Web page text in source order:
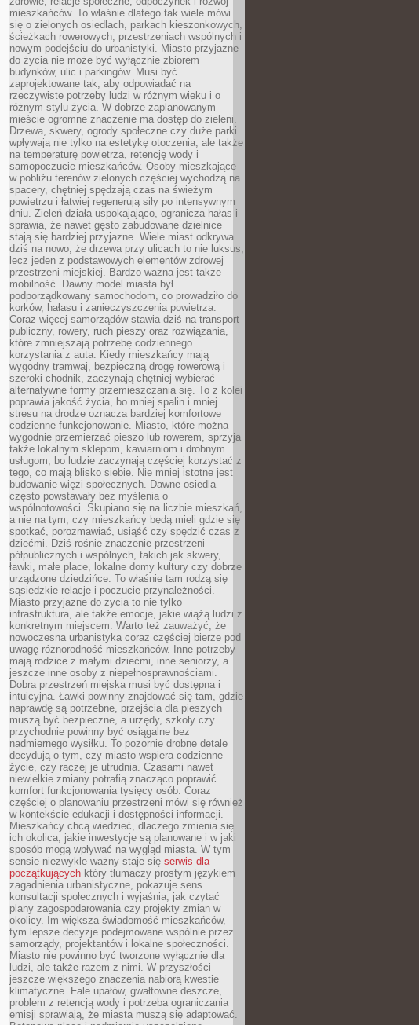
mieszkańców. To właśnie dlatego tak wiele mówi
się o zielonych osiedlach, parkach kieszonkowych,
ścieżkach rowerowych, przestrzeniach wspólnych i
nowym podejściu do urbanistyki. Miasto przyjazne
do życia nie może być wyłącznie zbiorem
budynków, ulic i parkingów. Musi być
zaprojektowane tak, aby odpowiadać na
rzeczywiste potrzeby ludzi w różnym wieku i o
różnym stylu życia. W dobrze zaplanowanym
mieście ogromne znaczenie ma dostęp do zieleni.
Drzewa, skwery, ogrody społeczne czy duże parki
wpływają nie tylko na estetykę otoczenia, ale także
na temperaturę powietrza, retencję wody i
samopoczucie mieszkańców. Osoby mieszkające
w pobliżu terenów zielonych częściej wychodzą na
spacery, chętniej spędzają czas na świeżym
powietrzu i łatwiej regenerują siły po intensywnym
dniu. Zieleń działa uspokajająco, ogranicza hałas i
sprawia, że nawet gęsto zabudowane dzielnice
stają się bardziej przyjazne. Wiele miast odkrywa
dziś na nowo, że drzewa przy ulicach to nie luksus,
lecz jeden z podstawowych elementów zdrowej
przestrzeni miejskiej. Bardzo ważna jest także
mobilność. Dawny model miasta był
podporządkowany samochodom, co prowadziło do
korków, hałasu i zanieczyszczenia powietrza.
Coraz więcej samorządów stawia dziś na transport
publiczny, rowery, ruch pieszy oraz rozwiązania,
które zmniejszają potrzebę codziennego
korzystania z auta. Kiedy mieszkańcy mają
wygodny tramwaj, bezpieczną drogę rowerową i
szeroki chodnik, zaczynają chętniej wybierać
alternatywne formy przemieszczania się. To z kolei
poprawia jakość życia, bo mniej spalin i mniej
stresu na drodze oznacza bardziej komfortowe
codzienne funkcjonowanie. Miasto, które można
wygodnie przemierzać pieszo lub rowerem, sprzyja
także lokalnym sklepom, kawiarniom i drobnym
usługom, bo ludzie zaczynają częściej korzystać z
tego, co mają blisko siebie. Nie mniej istotne jest
budowanie więzi społecznych. Dawne osiedla
często powstawały bez myślenia o
wspólnotowości. Skupiano się na liczbie mieszkań,
a nie na tym, czy mieszkańcy będą mieli gdzie się
spotkać, porozmawiać, usiąść czy spędzić czas z
dziećmi. Dziś rośnie znaczenie przestrzeni
półpublicznych i wspólnych, takich jak skwery,
ławki, małe place, lokalne domy kultury czy dobrze
urządzone dziedzińce. To właśnie tam rodzą się
sąsiedzkie relacje i poczucie przynależności.
Miasto przyjazne do życia to nie tylko
infrastruktura, ale także emocje, jakie wiążą ludzi z
konkretnym miejscem. Warto też zauważyć, że
nowoczesna urbanistyka coraz częściej bierze pod
uwagę różnorodność mieszkańców. Inne potrzeby
mają rodzice z małymi dziećmi, inne seniorzy, a
jeszcze inne osoby z niepełnosprawnościami.
Dobra przestrzeń miejska musi być dostępna i
intuicyjna. Ławki powinny znajdować się tam, gdzie
naprawdę są potrzebne, przejścia dla pieszych
muszą być bezpieczne, a urzędy, szkoły czy
przychodnie powinny być osiągalne bez
nadmiernego wysiłku. To pozornie drobne detale
decydują o tym, czy miasto wspiera codzienne
życie, czy raczej je utrudnia. Czasami nawet
niewielkie zmiany potrafią znacząco poprawić
komfort funkcjonowania tysięcy osób. Coraz
częściej o planowaniu przestrzeni mówi się również
w kontekście edukacji i dostępności informacji.
Mieszkańcy chcą wiedzieć, dlaczego zmienia się
ich okolica, jakie inwestycje są planowane i w jaki
sposób mogą wpływać na wygląd miasta. W tym
sensie niezwykle ważny staje się serwis dla
początkujących który tłumaczy prostym językiem
zagadnienia urbanistyczne, pokazuje sens
konsultacji społecznych i wyjaśnia, jak czytać
plany zagospodarowania czy projekty zmian w
okolicy. Im większa świadomość mieszkańców,
tym lepsze decyzje podejmowane wspólnie przez
samorządy, projektantów i lokalne społeczności.
Miasto nie powinno być tworzone wyłącznie dla
ludzi, ale także razem z nimi. W przyszłości
jeszcze większego znaczenia nabiorą kwestie
klimatyczne. Fale upałów, gwałtowne deszcze,
problem z retencją wody i potrzeba ograniczania
emisji sprawiają, że miasta muszą się adaptować.